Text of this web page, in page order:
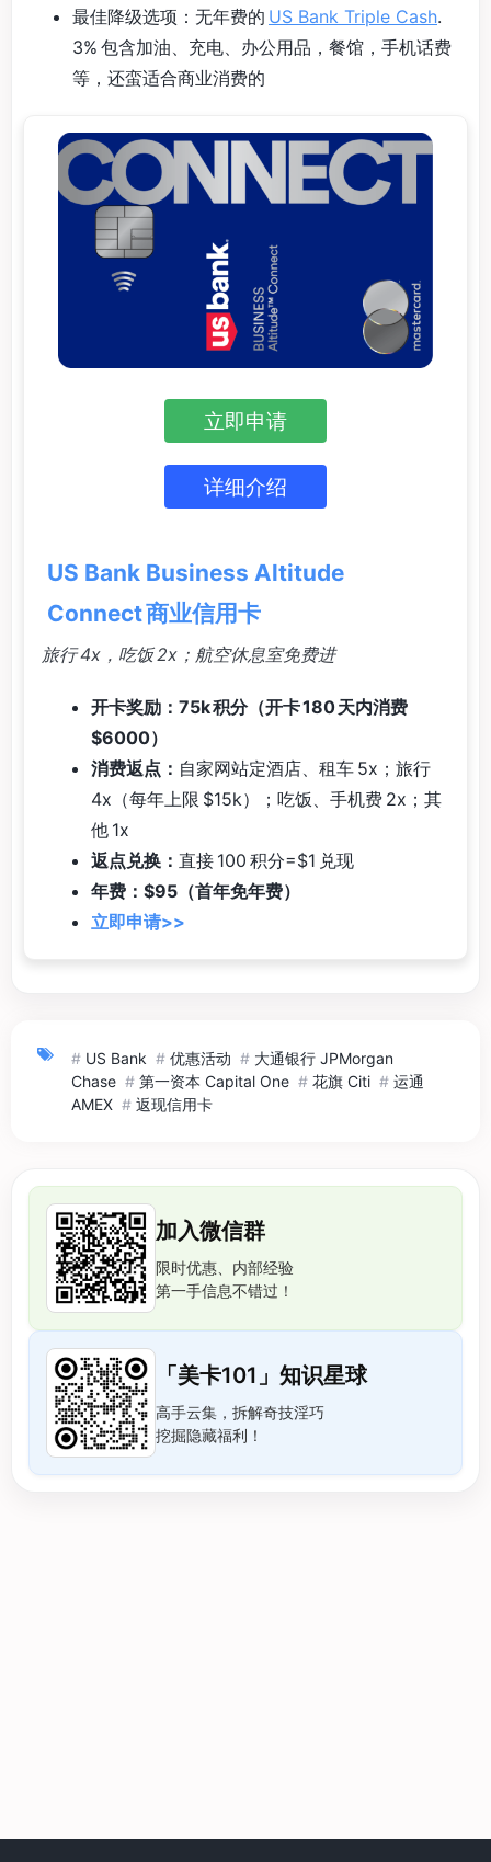
最佳降级选项：无年费的 US Bank Triple Cash.
3% 包含加油、充电、办公用品，餐馆，手机话费
等，还蛮适合商业消费的
立即申请
详细介绍
US Bank Business Altitude
Connect 商业信用卡
旅行 4x，吃饭 2x；航空休息室免费进
开卡奖励：75k 积分（开卡 180 天内消费
$6000）
消费返点： 自家网站定酒店、租车 5x；旅行
4x（每年上限 $15k）；吃饭、手机费 2x；其
他 1x
返点兑换： 直接 100 积分=$1 兑现
年费：$95（首年免年费）
立即申请>>
# US Bank # 优惠活动 # 大通银行 JPMorgan
Chase # 第一资本 Capital One # 花旗 Citi # 运通
AMEX # 返现信用卡
加入微信群
限时优惠、内部经验
第一手信息不错过！
「美卡101」知识星球
高手云集，拆解奇技淫巧
挖掘隐藏福利！